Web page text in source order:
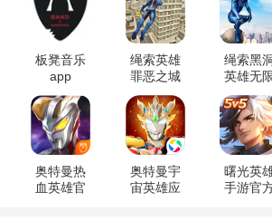
板凳音乐
app
绳索英雄
罪恶之城
破解版
绳索黑
英雄无
金币版
奥特曼热
血英雄官
奥特曼宇
宙英雄应
曙光英
手游官